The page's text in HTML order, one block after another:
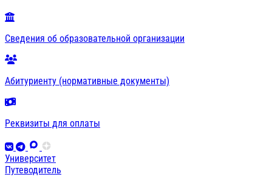
Сведения об образовательной организации
Абитуриенту (нормативные документы)
Реквизиты для оплаты
Университет
Путеводитель